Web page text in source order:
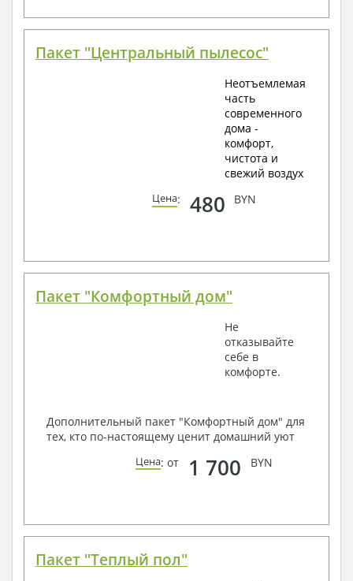
Пакет "Центральный пылесос"
Неотъемлемая
часть
современного
дома -
комфорт,
чистота и
свежий воздух
Цена: 480 BYN
Пакет "Комфортный дом"
Не
отказывайте
себе в
комфорте.
Дополнительный пакет "Комфортный дом" для
тех, кто по-настоящему ценит домашний уют
Цена: от 1 700 BYN
Пакет "Теплый пол"